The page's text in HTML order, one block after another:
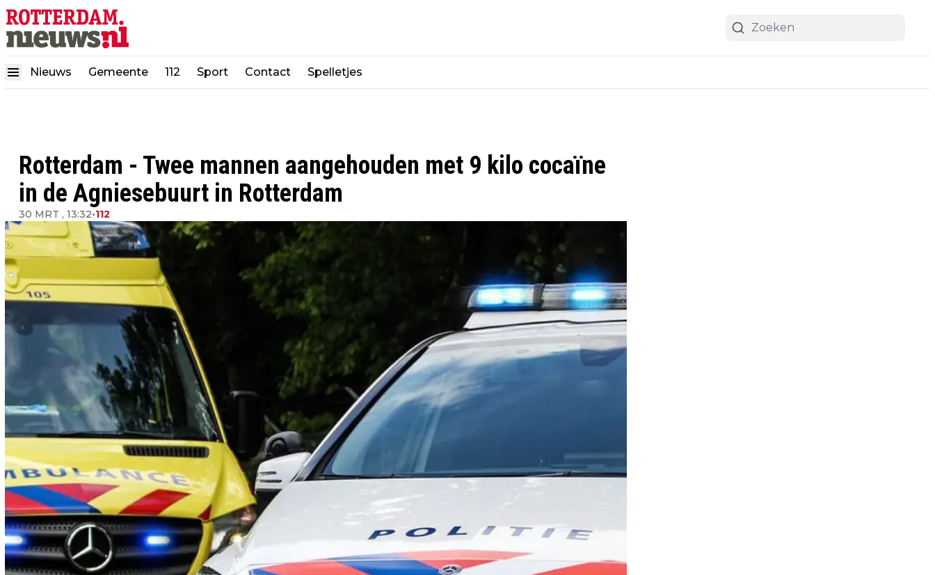
Nieuws Gemeente 112 Sport Contact Spelletjes
Rotterdam - Twee mannen aangehouden met 9 kilo cocaïne
in de Agniesebuurt in Rotterdam
30 MRT , 13:32•112